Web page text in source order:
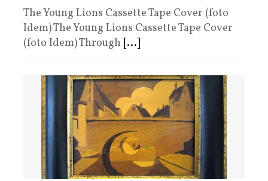
The Young Lions Cassette Tape Cover (foto
Idem) The Young Lions Cassette Tape Cover
(foto Idem) Through [...]